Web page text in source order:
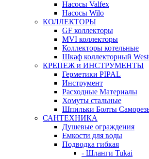
Насосы Valfex
Насосы Wilo
КОЛЛЕКТОРЫ
GF коллекторы
MVI коллекторы
Коллекторы котельные
Шкаф коллекторный
КРЕПЕЖ и ИНСТРУМЕНТЫ
Герметики PIPAL
Инструмент
Расходные Материалы
Хомуты стальные
Шпильки Болты
САНТЕХНИКА
Душевые ограждения
Емкости для воды
Подводка гибкая
- Шланги Tukai